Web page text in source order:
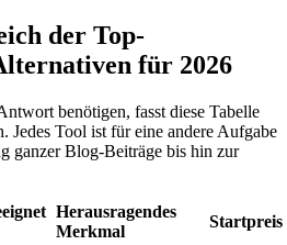
der Top-
für 2026
benötigen, fasst diese Tabelle
Jedes Tool ist für eine andere Aufgabe
ganzer Blog-Beiträge bis hin zur
Herausragendes
Merkmal
Startpreis